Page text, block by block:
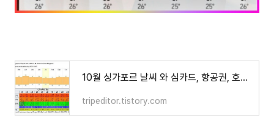
10월 싱가포르 날씨 와 심카드, 항공권, 호텔가격 우기, 기후, 싱가포르 한글 지도
tripeditor.tistory.com